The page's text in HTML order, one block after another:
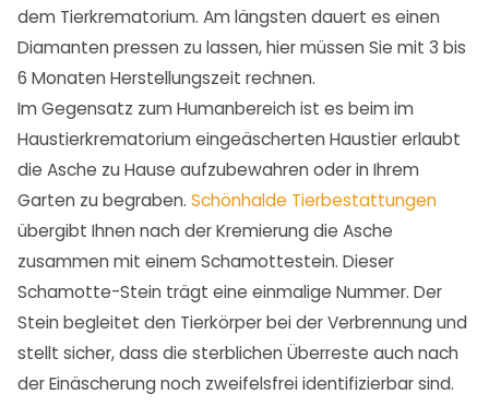
dem Tierkrematorium. Am längsten dauert es einen
Diamanten pressen zu lassen, hier müssen Sie mit 3 bis
6 Monaten Herstellungszeit rechnen.
Im Gegensatz zum Humanbereich ist es beim im
Haustierkrematorium eingeäscherten Haustier erlaubt
die Asche zu Hause aufzubewahren oder in Ihrem
Garten zu begraben. Schönhalde Tierbestattungen
übergibt Ihnen nach der Kremierung die Asche
zusammen mit einem Schamottestein. Dieser
Schamotte-Stein trägt eine einmalige Nummer. Der
Stein begleitet den Tierkörper bei der Verbrennung und
stellt sicher, dass die sterblichen Überreste auch nach
der Einäscherung noch zweifelsfrei identifizierbar sind.